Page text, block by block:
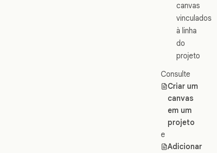
canvas
vinculados
à linha
do
projeto
Consulte
Criar um
canvas
em um
projeto
e
Adicionar